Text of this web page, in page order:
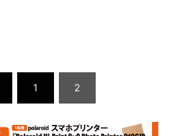
1 2